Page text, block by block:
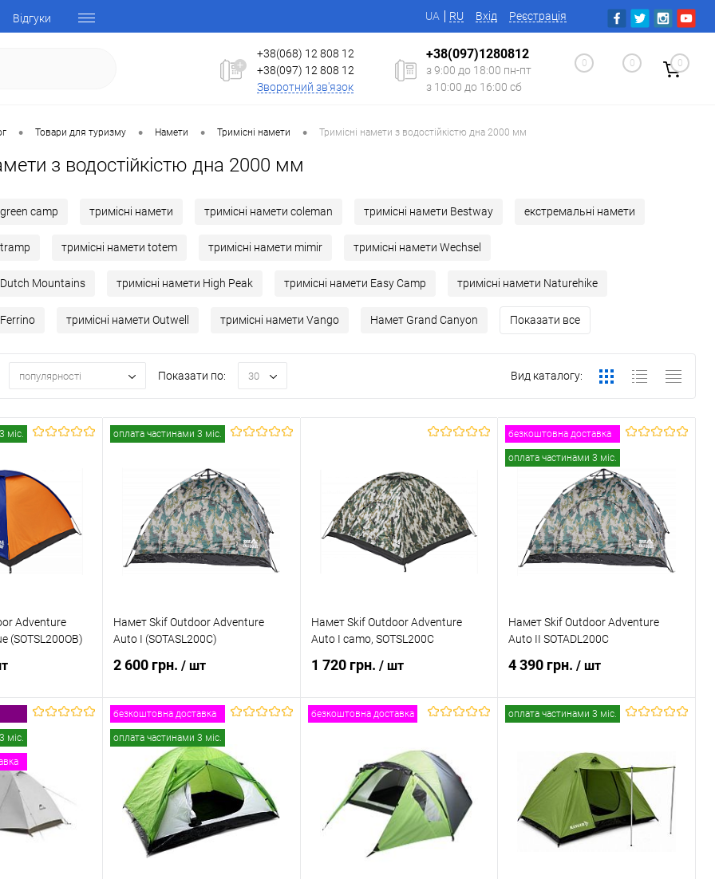
Відгуки UA RU Вхід Реєстрація
+38(068) 12 808 12
+38(097) 12 808 12
Зворотний зв'язок
+38(097)1280812
з 9:00 до 18:00 пн-пт
з 10:00 до 16:00 сб
0 0 0
• Товари для туризму • Намети • Тримісні намети • Тримісні намети з водостійкістю дна 2000 мм
з водостійкістю дна 2000 мм
camp тримісні намети тримісні намети coleman тримісні намети Bestway екстремальні намети
тримісні намети totem тримісні намети mimir тримісні намети Wechsel
Dutch Mountains тримісні намети High Peak тримісні намети Easy Camp тримісні намети Naturehike
тримісні намети Outwell тримісні намети Vango Намет Grand Canyon Показати все
популярності Показати по: 30 Вид каталогу:
міс.
Adventure
(SOTSL200OB)
Порівняння
В наявності
оплата частинами 3 міс.
Намет Skif Outdoor Adventure
Auto I (SOTASL200C)
2 600 грн. / шт
В кошик
Купити в 1 клік Порівняння
В обране В наявності
Намет Skif Outdoor Adventure
Auto I camo, SOTSL200C
1 720 грн. / шт
Купити в 1 клік Порівняння
В обране В наявності
безкоштовна доставка
оплата частинами 3 міс.
Намет Skif Outdoor Adventure
Auto II SOTADL200C
4 390 грн./ шт
Купити в 1 клік Порівняння
В обране В наявності
міс.
безкоштовна доставка
оплата частинами 3 міс.
безкоштовна доставка оплата частинами 3 міс.